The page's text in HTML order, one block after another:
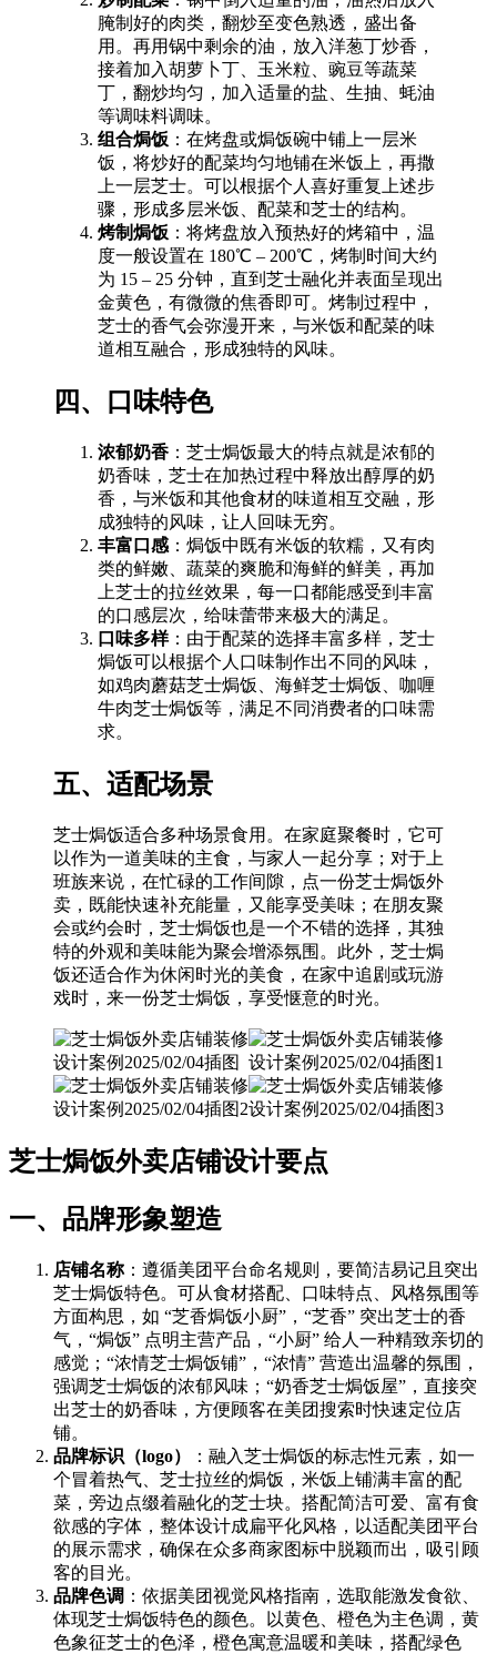
腌制好的肉类，翻炒至变色熟透，盛出备
用。再用锅中剩余的油，放入洋葱丁炒香，
接着加入胡萝卜丁、玉米粒、豌豆等蔬菜
丁，翻炒均匀，加入适量的盐、生抽、蚝油
等调味料调味。
组合焗饭 ：在烤盘或焗饭碗中铺上一层米
饭，将炒好的配菜均匀地铺在米饭上，再撒
上一层芝士。可以根据个人喜好重复上述步
骤，形成多层米饭、配菜和芝士的结构。
烤制焗饭 ：将烤盘放入预热好的烤箱中，温
度一般设置在 180℃ – 200℃，烤制时间大约
为 15 – 25 分钟，直到芝士融化并表面呈现出
金黄色，有微微的焦香即可。烤制过程中，
芝士的香气会弥漫开来，与米饭和配菜的味
道相互融合，形成独特的风味。
四、口味特色
浓郁奶香 ：芝士焗饭最大的特点就是浓郁的
奶香味，芝士在加热过程中释放出醇厚的奶
香，与米饭和其他食材的味道相互交融，形
成独特的风味，让人回味无穷。
丰富口感 ：焗饭中既有米饭的软糯，又有肉
类的鲜嫩、蔬菜的爽脆和海鲜的鲜美，再加
上芝士的拉丝效果，每一口都能感受到丰富
的口感层次，给味蕾带来极大的满足。
口味多样：由于配菜的选择丰富多样，芝士
焗饭可以根据个人口味制作出不同的风味，
如鸡肉蘑菇芝士焗饭、海鲜芝士焗饭、咖喱
牛肉芝士焗饭等，满足不同消费者的口味需
求。
五、适配场景
芝士焗饭适合多种场景食用。在家庭聚餐时，它可
以作为一道美味的主食，与家人一起分享；对于上
班族来说，在忙碌的工作间隙，点一份芝士焗饭外
卖，既能快速补充能量，又能享受美味；在朋友聚
会或约会时，芝士焗饭也是一个不错的选择，其独
特的外观和美味能为聚会增添氛围。此外，芝士焗
饭还适合作为休闲时光的美食，在家中追剧或玩游
戏时，来一份芝士焗饭，享受惬意的时光。
芝士焗饭外卖店铺设计要点
一、品牌形象塑造
店铺名称：遵循美团平台命名规则，要简洁易记且突出
芝士焗饭特色。可从食材搭配、口味特点、风格氛围等
方面构思，如 “芝香焗饭小厨”，“芝香” 突出芝士的香
气，“焗饭” 点明主营产品，“小厨” 给人一种精致亲切的
感觉；“浓情芝士焗饭铺”，“浓情” 营造出温馨的氛围，
强调芝士焗饭的浓郁风味；“奶香芝士焗饭屋”，直接突
出芝士的奶香味，方便顾客在美团搜索时快速定位店
铺。
品牌标识（logo）
：融入芝士焗饭的标志性元素，如一
个冒着热气、芝士拉丝的焗饭，米饭上铺满丰富的配
菜，旁边点缀着融化的芝士块。搭配简洁可爱、富有食
欲感的字体，整体设计成扁平化风格，以适配美团平台
的展示需求，确保在众多商家图标中脱颖而出，吸引顾
客的目光。
品牌色调 ：依据美团视觉风格指南，选取能激发食欲、
体现芝士焗饭特色的颜色。以黄色、橙色为主色调，黄
色象征芝士的色泽，橙色寓意温暖和美味，搭配绿色